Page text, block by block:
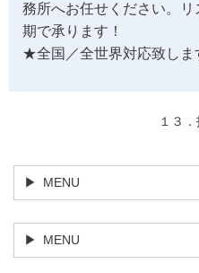
務所へお任せください。
期で承ります！
★全国／全世界対応致し
１３
MENU
MENU